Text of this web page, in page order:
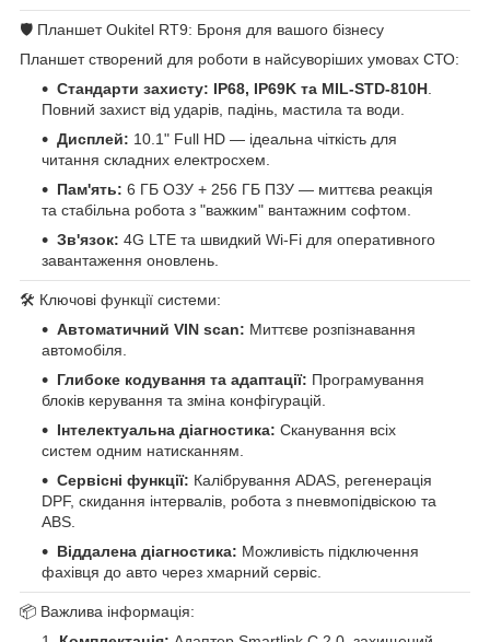
🛡️ Планшет Oukitel RT9: Броня для вашого бізнесу
Планшет створений для роботи в найсуворіших умовах СТО:
Стандарти захисту: IP68, IP69K та MIL-STD-810H
Повний захист від ударів, падінь, мастила та води.
Дисплей: 10.1" Full HD — ідеальна чіткість для
читання складних електросхем.
Пам'ять: 6 ГБ ОЗУ + 256 ГБ ПЗУ — миттєва реакція
та стабільна робота з "важким" вантажним софтом.
Зв'язок: 4G LTE та швидкий Wi-Fi для оперативного
завантаження оновлень.
🛠 Ключові функції системи:
Автоматичний VIN scan: Миттєве розпізнавання
автомобіля.
Глибоке кодування та адаптації: Програмування
блоків керування та зміна конфігурацій.
Інтелектуальна діагностика: Сканування всіх
систем одним натисканням.
Сервісні функції: Калібрування ADAS, регенерація
DPF, скидання інтервалів, робота з пневмопідвіскою та
ABS.
Віддалена діагностика: Можливість підключення
фахівця до авто через хмарний сервіс.
📦 Важлива інформація: